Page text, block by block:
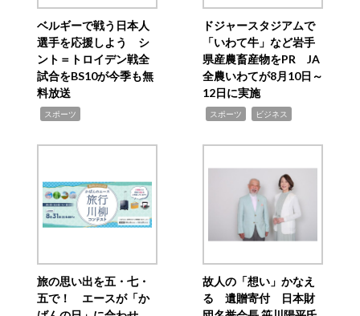
ベルギーで戦う日本人
選手を応援しよう シ
ント＝トロイデン戦全
試合をBS10が今季も無
料放送
スポーツ
ドジャースタジアムで
「いわて牛」など岩手
県産農畜産物をPR JA
全農いわてが8月10日～
12日に実施
スポーツ ビジネス
旅の思い出を五・七・
五で！ エースが「か
故人の「想い」かなえ
る 遺贈寄付 日本財